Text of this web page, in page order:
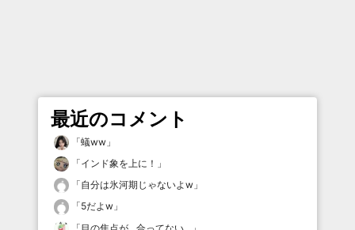
最近のコメント
「蟻ww 」
「インド象を上に！ 」
「自分は氷河期じゃないよw 」
「5だよw 」